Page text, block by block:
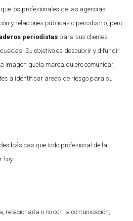
los profesionales de las agencias
y relaciones públicas o periodismo, pero
periodistas para sus clientes
Su objetivo es descubrir y difundir
imagen quela marca quiere comunicar,
a identificar áreas de riesgo para su
básicas que todo profesional de la
hoy:
relacionada o no con la comunicación,